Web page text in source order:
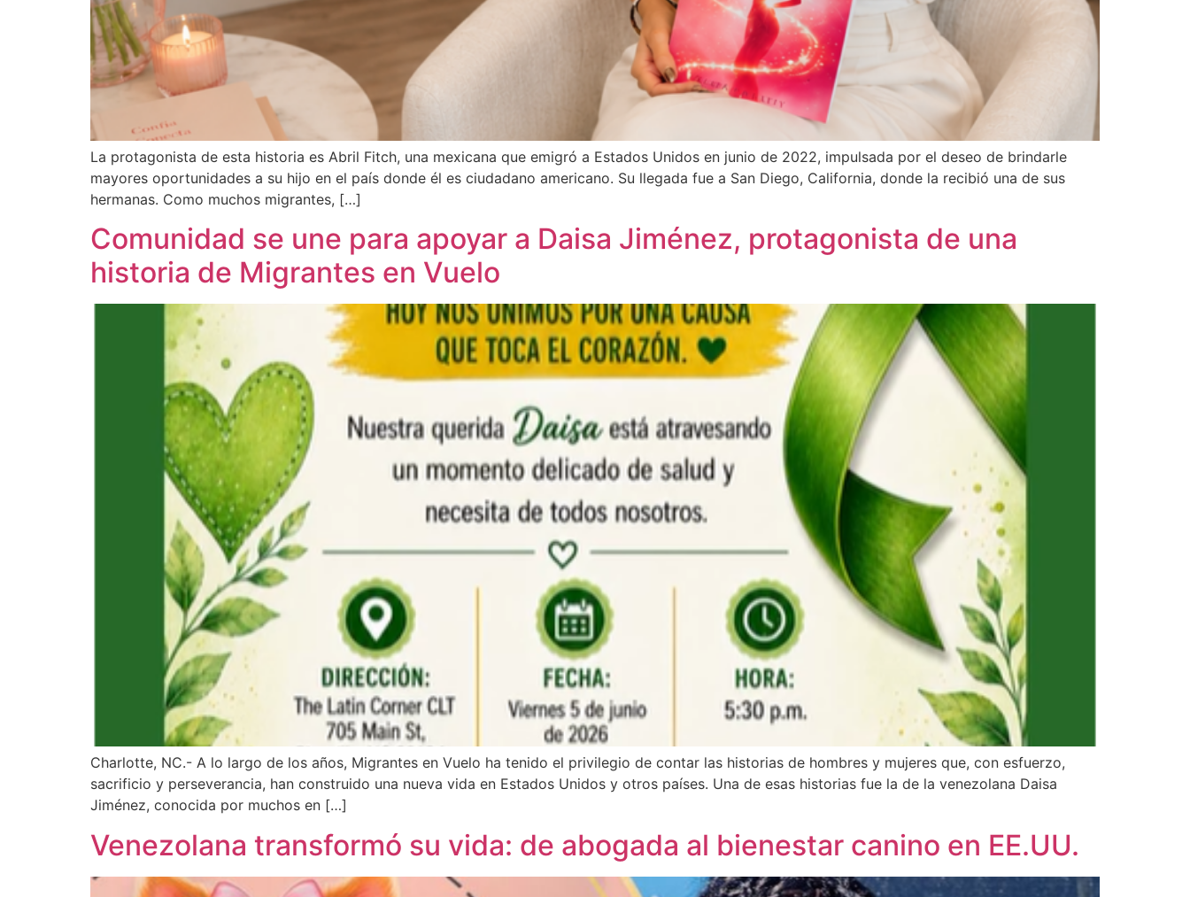
La protagonista de esta historia es Abril Fitch, una mexicana que emigró a Estados Unidos en junio de 2022, impulsada por el deseo de brindarle
mayores oportunidades a su hijo en el país donde él es ciudadano americano. Su llegada fue a San Diego, California, donde la recibió una de sus
hermanas. Como muchos migrantes, […]
Comunidad se une para apoyar a Daisa Jiménez, protagonista de una
historia de Migrantes en Vuelo
Charlotte, NC.- A lo largo de los años, Migrantes en Vuelo ha tenido el privilegio de contar las historias de hombres y mujeres que, con esfuerzo,
sacrificio y perseverancia, han construido una nueva vida en Estados Unidos y otros países. Una de esas historias fue la de la venezolana Daisa
Jiménez, conocida por muchos en […]
Venezolana transformó su vida: de abogada al bienestar canino en EE.UU.